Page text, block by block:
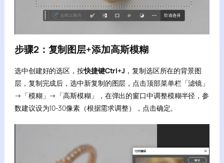
步骤2：复制图层+添加高斯模糊
选中创建好的选区，按快捷键Ctrl+J ，复制选区所在的背景图
层，复制完成后，选中新复制的图层，点击顶部菜单栏「滤镜」
→「模糊」→「高斯模糊」，在弹出的窗口中调整模糊半径，参
数建议设为10-30像素（根据需求调整），点击确定。